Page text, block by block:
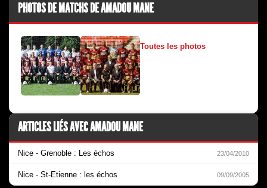
PHOTOS DE MATCHS DE AMADOU MANE
Toutes les photos
ARTICLES LIÉS AVEC AMADOU MANE
Nice - Grenoble : Les échos 23/04/2010
Nice - St-Etienne : les échos 09/09/2005